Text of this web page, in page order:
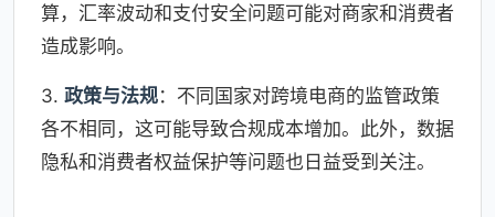
算，汇率波动和支付安全问题可能对商家和消费者
造成影响。
3. 政策与法规：不同国家对跨境电商的监管政策
各不相同，这可能导致合规成本增加。此外，数据
隐私和消费者权益保护等问题也日益受到关注。